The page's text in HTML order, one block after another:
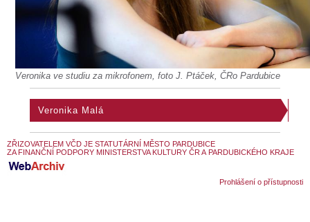
Veronika ve studiu za mikrofonem, foto J. Ptáček, ČRo Pardubice
Veronika Malá
ZŘIZOVATELEM VČD JE STATUTÁRNÍ MĚSTO PARDUBICE
ZA FINANČNÍ PODPORY MINISTERSTVA KULTURY ČR A PARDUBICKÉHO KRAJE
Prohlášení o přístupnosti